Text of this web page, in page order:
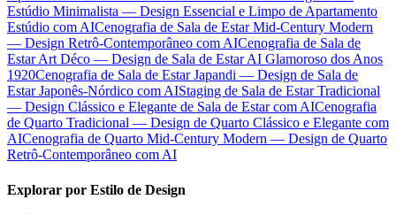
Estúdio Minimalista — Design Essencial e Limpo de Apartamento
Estúdio com AICenografia de Sala de Estar Mid-Century Modern
— Design Retrô-Contemporâneo com AICenografia de Sala de
Estar Art Déco — Design de Sala de Estar AI Glamoroso dos Anos
1920Cenografia de Sala de Estar Japandi — Design de Sala de
Estar Japonês-Nórdico com AIStaging de Sala de Estar Tradicional
— Design Clássico e Elegante de Sala de Estar com AICenografia
de Quarto Tradicional — Design de Quarto Clássico e Elegante com
AICenografia de Quarto Mid-Century Modern — Design de Quarto
Retrô-Contemporâneo com AI
Explorar por Estilo de Design